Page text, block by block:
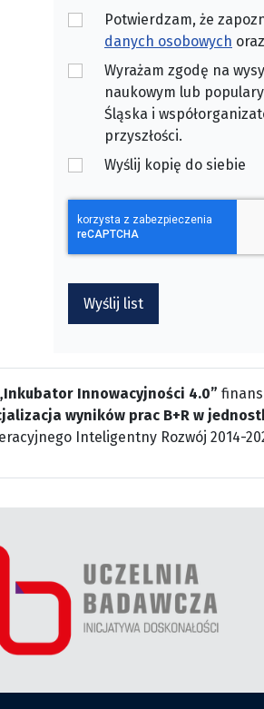
Potwierdzam, że
danych osobowych
Wyrażam zgodę na
naukowym lub
Śląska i
przyszłości.
Wyślij kopię do siebie
Wyślij list
Innowacyjności 4.0”
wyników prac B+R w
Inteligentny Rozwój 2014-